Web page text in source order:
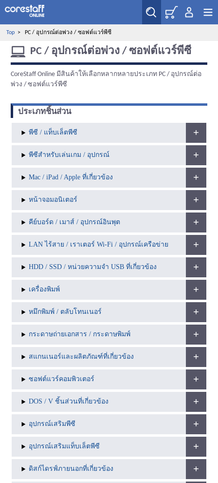
Top> PC / อุปกรณ์ต่อพ่วง / ซอฟต์แวร์พีซี
PC / อุปกรณ์ต่อพ่วง / ซอฟต์แวร์พีซี
CoreStaff Online มีสินค้าให้เลือกหลากหลายประเภท PC / อุปกรณ์ต่อ
พ่วง / ซอฟต์แวร์พีซี
ประเภทชิ้นส่วน
พีซี / แท็บเล็ตพีซี
พีซีสำหรับเล่นเกม / อุปกรณ์
Mac / iPad / Apple ที่เกี่ยวข้อง
หน้าจอมอนิเตอร์
คีย์บอร์ด / เมาส์ / อุปกรณ์อินพุต
LAN ไร้สาย / เราเตอร์ Wi-Fi / อุปกรณ์เครือข่าย
HDD / SSD / หน่วยความจำ USB ที่เกี่ยวข้อง
เครื่องพิมพ์
หมึกพิมพ์ / ตลับโทนเนอร์
กระดาษถ่ายเอกสาร / กระดาษพิมพ์
สแกนเนอร์และผลิตภัณฑ์ที่เกี่ยวข้อง
ซอฟต์แวร์คอมพิวเตอร์
DOS / V ชิ้นส่วนที่เกี่ยวข้อง
อุปกรณ์เสริมพีซี
อุปกรณ์เสริมแท็บเล็ตพีซี
ดิสก์ไดรฟ์ภายนอกที่เกี่ยวข้อง